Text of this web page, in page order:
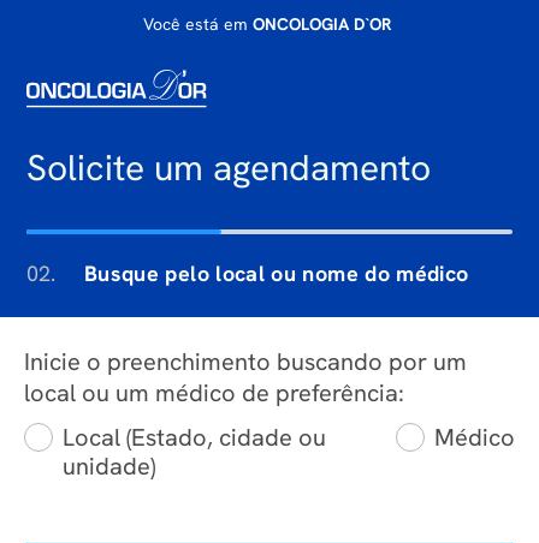
Você está em ONCOLOGIA D`OR
Solicite um agendamento
02. Busque pelo local ou nome do médico
Inicie o preenchimento buscando por um
local ou um médico de preferência:
Local (Estado, cidade ou
unidade)
Médico